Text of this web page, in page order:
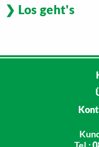
Los geht's